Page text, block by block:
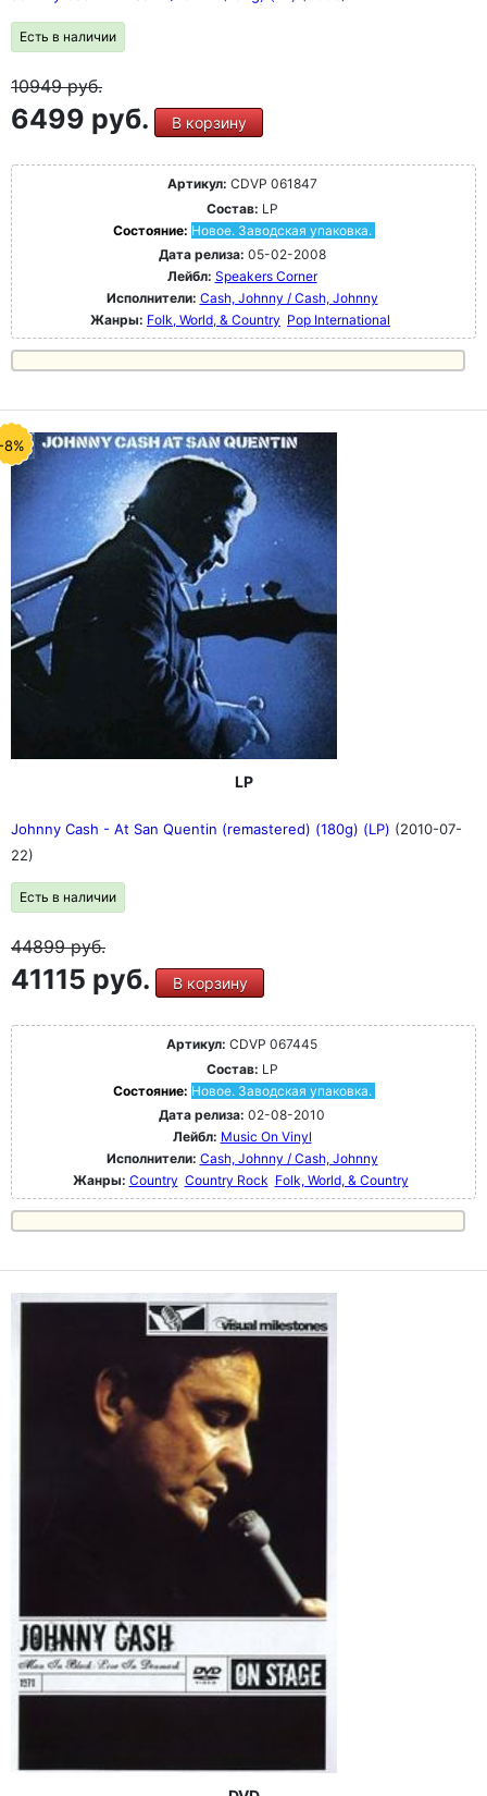
Есть в наличии
10949руб.
6499 руб. В корзину
Артикул: CDVP 061847
Состав: LP
Состояние: Новое. Заводская упаковка.
Дата релиза: 05-02-2008
Лейбл: Speakers Corner
Исполнители: Cash, Johnny / Cash, Johnny
Жанры: Folk, World, & Country Pop International
8%
LP
Johnny Cash - At San Quentin (remastered) (180g) (LP) (2010-07-
22)
Есть в наличии
44899руб.
41115 руб. В корзину
Артикул: CDVP 067445
Состав: LP
Состояние: Новое. Заводская упаковка.
Дата релиза: 02-08-2010
Лейбл: Music On Vinyl
Исполнители: Cash, Johnny / Cash, Johnny
Жанры: Country Country Rock Folk, World, & Country